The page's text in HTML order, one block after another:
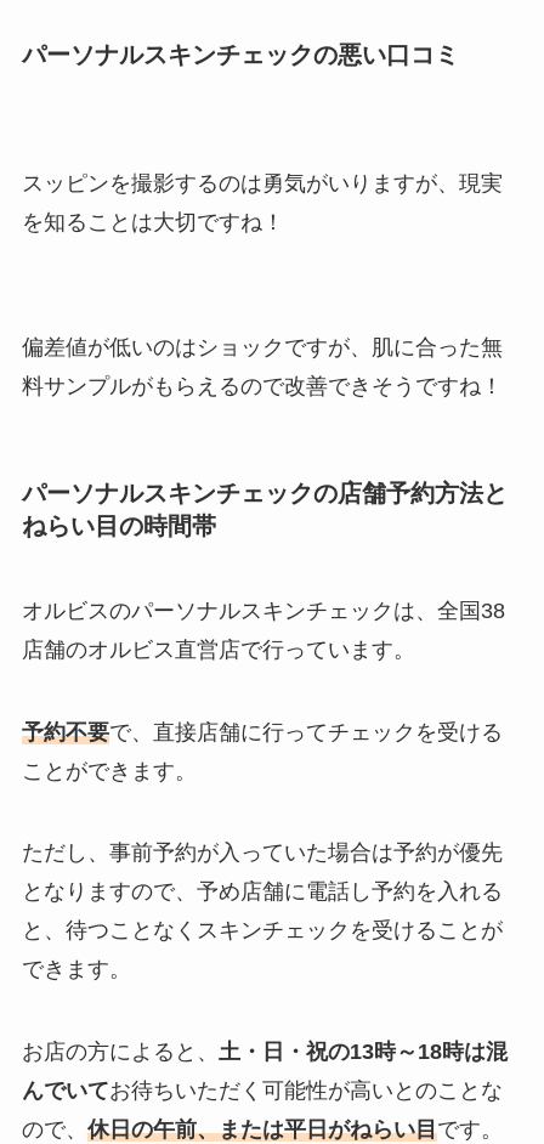
パーソナルスキンチェックの悪い口コミ
スッピンを撮影するのは勇気がいりますが、現実
を知ることは大切ですね！
偏差値が低いのはショックですが、肌に合った無
料サンプルがもらえるので改善できそうですね！
パーソナルスキンチェックの店舗予約方法と
ねらい目の時間帯
オルビスのパーソナルスキンチェックは、全国38
店舗のオルビス直営店で行っています。
予約不要で、直接店舗に行ってチェックを受ける
ことができます。
ただし、事前予約が入っていた場合は予約が優先
となりますので、予め店舗に電話し予約を入れる
と、待つことなくスキンチェックを受けることが
できます。
お店の方によると、 土・日・祝の13時～18時は混
んでいてお待ちいただく可能性が高いとのことな
ので、 休日の午前、または平日がねらい目です。